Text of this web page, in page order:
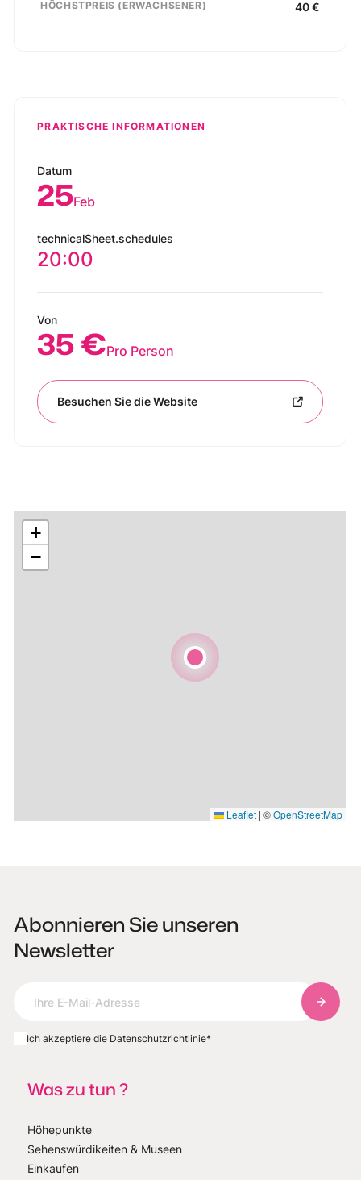
HÖCHSTPREIS (ERWACHSENER) 40€
PRAKTISCHE INFORMATIONEN
Datum
25Feb
technicalSheet.schedules
20:00
Von
35 €Pro Person
Besuchen Sie die Website
+
−
Leaflet | ©OpenStreetMap
Abonnieren Sie unseren
Newsletter
Ich akzeptiere die Datenschutzrichtlinie*
Was zu tun ?
Höhepunkte
Sehenswürdikeiten & Museen
Einkaufen